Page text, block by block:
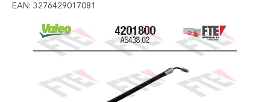
EAN: 3276429017081